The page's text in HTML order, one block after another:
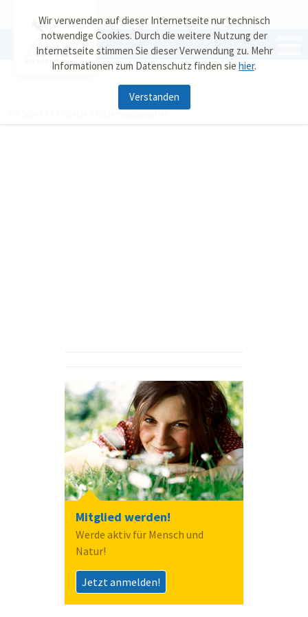
Wir verwenden auf dieser Internetseite nur technisch
notwendige Cookies. Durch die weitere Nutzung der
Internetseite stimmen Sie dieser Verwendung zu. Mehr
Informationen zum Datenschutz finden sie hier.
Verstanden
RG Sebnitz
Fledermausquartier
Mitglied werden!
Werde aktiv für Mensch und
Natur!
Jetzt anmelden!